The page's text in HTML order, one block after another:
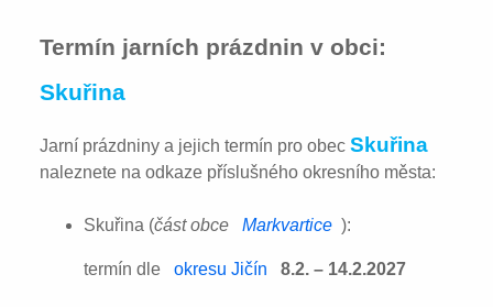
Termín jarních prázdnin v obci:
Skuřina
Jarní prázdniny a jejich termín pro obecSkuřina
naleznete na odkaze příslušného okresního města:
Skuřina (část obce Markvartice ):
termín dle okresu Jičín 8.2. – 14.2.2027